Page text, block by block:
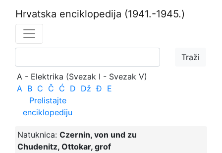
Hrvatska enciklopedija (1941.-1945.)
A - Elektrika (Svezak I - Svezak V)
A B C Č Ć D Dž Đ E
Prelistajte
enciklopediju
Natuknica: Czernin, von und zu
Chudenitz, Ottokar, grof